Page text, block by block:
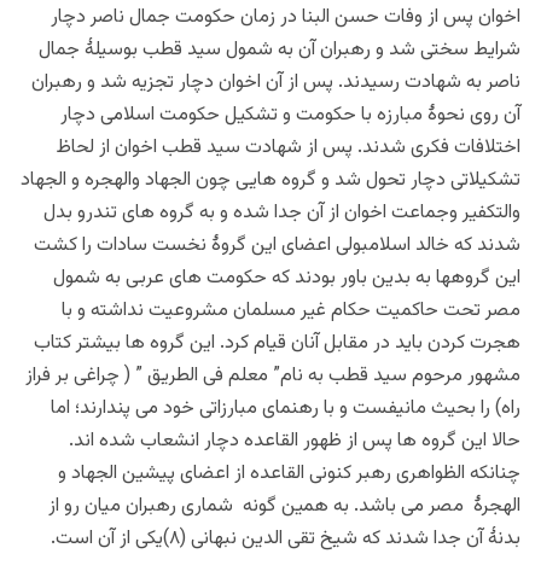
اخوان پس از وفات حسن البنا در زمان حکومت جمال ناصر دچار
شرایط سختی شد و رهبران آن به شمول سید قطب بوسیلۀ جمال
ناصر به شهادت رسیدند. پس از آن اخوان دچار تجزیه شد و رهبران
آن روی نحوۀ مبارزه با حکومت و تشکیل حکومت اسلامی دچار
اختلافات فکری شدند. پس از شهادت سید قطب اخوان از لحاظ
تشکیلاتی دچار تحول شد و گروه هایی چون الجهاد والهجره و الجهاد
والتکفیر وجماعت اخوان از آن جدا شده و به گروه های تندرو بدل
شدند که خالد اسلامبولی اعضای این گروۀ نخست سادات را کشت
این گروهها به بدین باور بودند که حکومت های عربی به شمول
مصر تحت حاکمیت حکام غیر مسلمان مشروعیت نداشته و با
هجرت کردن باید در مقابل آنان قیام کرد. این گروه ها بیشتر کتاب
مشهور مرحوم سید قطب به نام” معلم فی الطریق ” ( چراغی بر فراز
راه) را بحیث مانیفست و با رهنمای مبارزاتی خود می پندارند؛ اما
حالا این گروه ها پس از ظهور القاعده دچار انشعاب شده اند.
چنانکه الظواهری رهبر کنونی القاعده از اعضای پیشین الجهاد و
الهجرۀ مصر می باشد. به همین گونه شماری رهبران میان رو از
بدنۀ آن جدا شدند که شیخ تقی الدین نبهانی (۸)یکی از آن است.